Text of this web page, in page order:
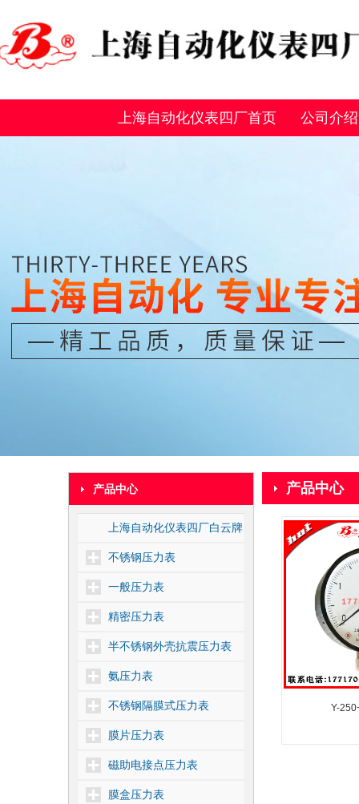
上海自动化仪表四厂首页 公司介绍
产品中心
上海自动化仪表四厂白云牌
不锈钢压力表
一般压力表
精密压力表
半不锈钢外壳抗震压力表
氨压力表
不锈钢隔膜式压力表
膜片压力表
磁助电接点压力表
膜盒压力表
产品中心
Y-250